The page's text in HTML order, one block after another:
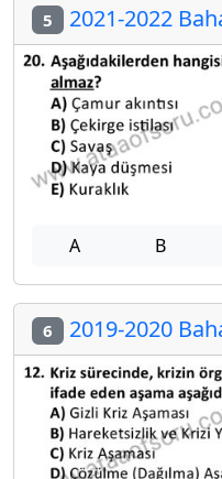
5 2021-2022
A B
6 2019-2020